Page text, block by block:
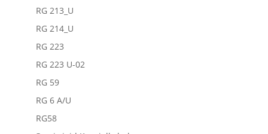
RG 213_U
RG 214_U
RG 223
RG 223 U-02
RG 59
RG 6 A/U
RG58